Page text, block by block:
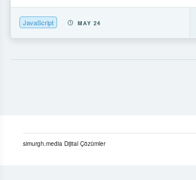
JavaScript MAY 24
simurgh.media Dijital Çözümler